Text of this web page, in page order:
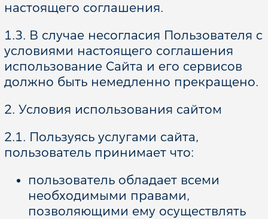
настоящего соглашения.
1.3. В случае несогласия Пользователя с
условиями настоящего соглашения
использование Сайта и его сервисов
должно быть немедленно прекращено.
2. Условия использования сайтом
2.1. Пользуясь услугами сайта,
пользователь принимает что:
пользователь обладает всеми
необходимыми правами,
позволяющими ему осуществлять